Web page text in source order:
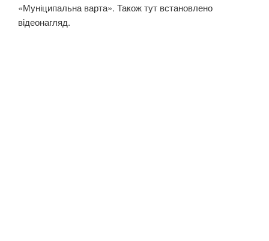
«Муніципальна варта». Також тут встановлено
відеонагляд.